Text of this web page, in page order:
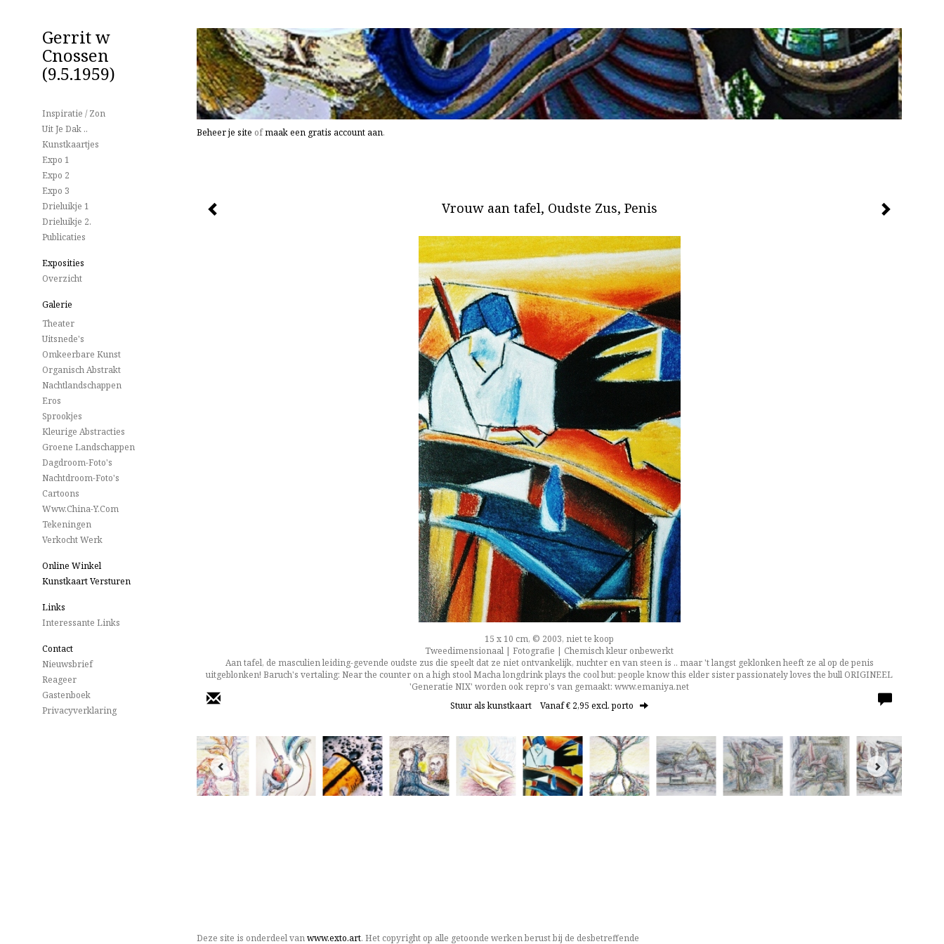
Beheer je site ofmaak een gratis account aan.
Vrouw aan tafel, Oudste Zus, Penis
15 x 10 cm, © 2003, niet te koop
Tweedimensionaal | Fotografie | Chemisch kleur onbewerkt
Aan tafel, de masculien leiding-gevende oudste zus die speelt dat ze niet ontvankelijk, nuchter en van steen is .. maar 't langst geklonken heeft ze al op de penis
uitgeblonken! Baruch's vertaling: Near the counter on a high stool Macha longdrink plays the cool but: people know this elder sister passionately loves the bull ORIGINEEL
'Generatie NIX' worden ook repro's van gemaakt: www.emaniya.net
Stuur als kunstkaart Vanaf € 2,95 excl. porto
Gerrit w
Cnossen
(9.5.1959)
Inspiratie / Zon
Uit Je Dak ..
Kunstkaartjes
Expo 1
Expo 2
Expo 3
Drieluikje 1
Drieluikje 2.
Publicaties
Exposities
Overzicht
Galerie
Theater
Uitsnede's
Omkeerbare Kunst
Organisch Abstrakt
Nachtlandschappen
Eros
Sprookjes
Kleurige Abstracties
Groene Landschappen
Dagdroom-Foto's
Nachtdroom-Foto's
Cartoons
Www.China-Y.com
Tekeningen
Verkocht Werk
Online Winkel
Kunstkaart Versturen
Links
Interessante Links
Contact
Nieuwsbrief
Reageer
Gastenboek
Privacyverklaring
Deze site is onderdeel vanwww.exto.art. Het copyright op alle getoonde werken berust bij de desbetreffende